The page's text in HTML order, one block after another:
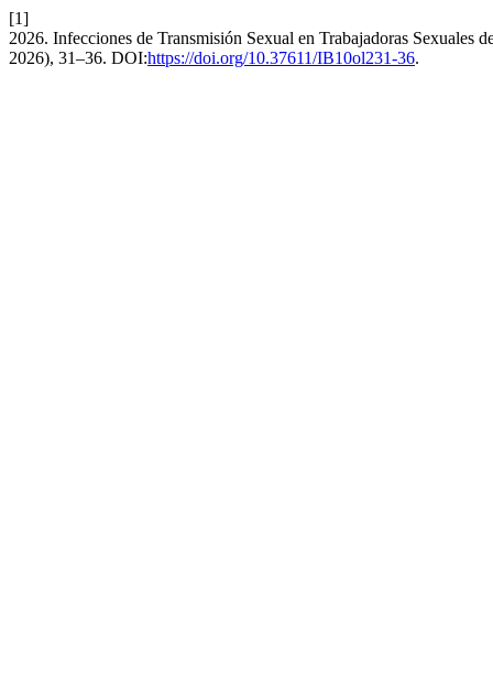
[1]
2026. Infecciones de Transmisión Sexual en Trabajadoras Sexuales
2026), 31–36. DOI:https://doi.org/10.37611/IB10ol231-36.